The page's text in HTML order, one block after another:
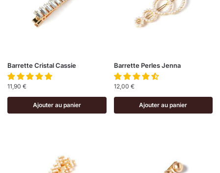
Barrette Cristal Cassie
11,90 €
Ajouter au panier
Barrette Perles Jenna
12,00 €
Ajouter au panier